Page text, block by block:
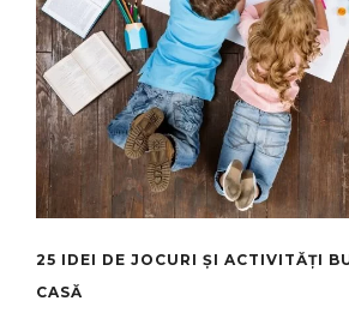
25 IDEI DE JOCURI ȘI ACTIVITĂȚI
CASĂ